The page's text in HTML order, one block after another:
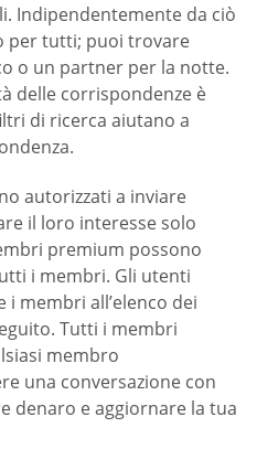
Indipendentemente da ciò
per tutti; puoi trovare
o un partner per la notte.
delle corrispondenze è
di ricerca aiutano a
autorizzati a inviare
il loro interesse solo
premium possono
i membri. Gli utenti
membri all’elenco dei
Tutti i membri
membro
una conversazione con
denaro e aggiornare la tua